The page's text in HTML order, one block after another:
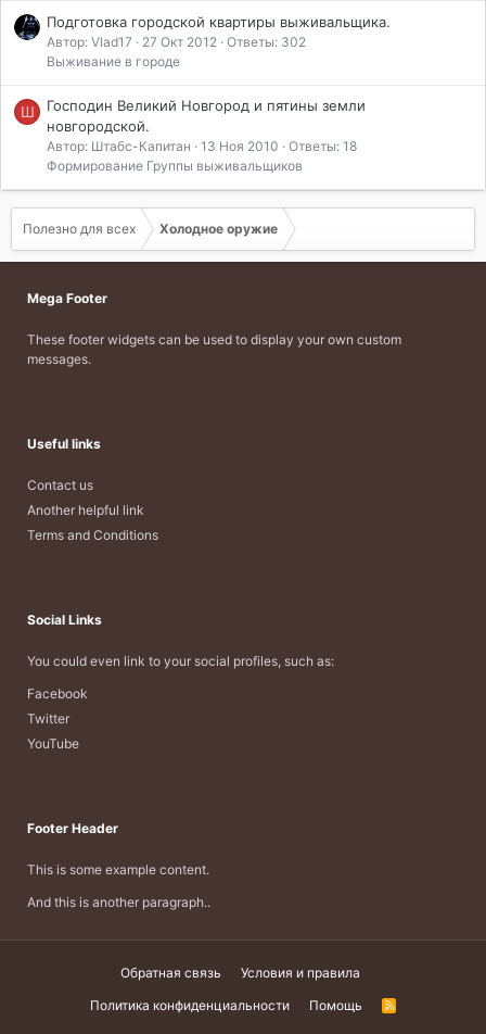
Подготовка городской квартиры выживальщика.
Автор: Vlad17 27 Окт 2012
Ответы: 302
Выживание в городе
Ш
Господин Великий Новгород и пятины земли
новгородской.
Автор: Штабс-Капитан 13 Ноя 2010
Ответы: 18
Формирование Группы выживальщиков
Полезно для всех Холодное оружие
Mega Footer
These footer widgets can be used to display your own custom
messages.
Useful links
Contact us
Another helpful link
Terms and Conditions
Social Links
You could even link to your social profiles, such as:
Facebook
Twitter
YouTube
Footer Header
This is some example content.
And this is another paragraph..
Обратная связь
Условия и правила
Политика конфиденциальности
Помощь
R